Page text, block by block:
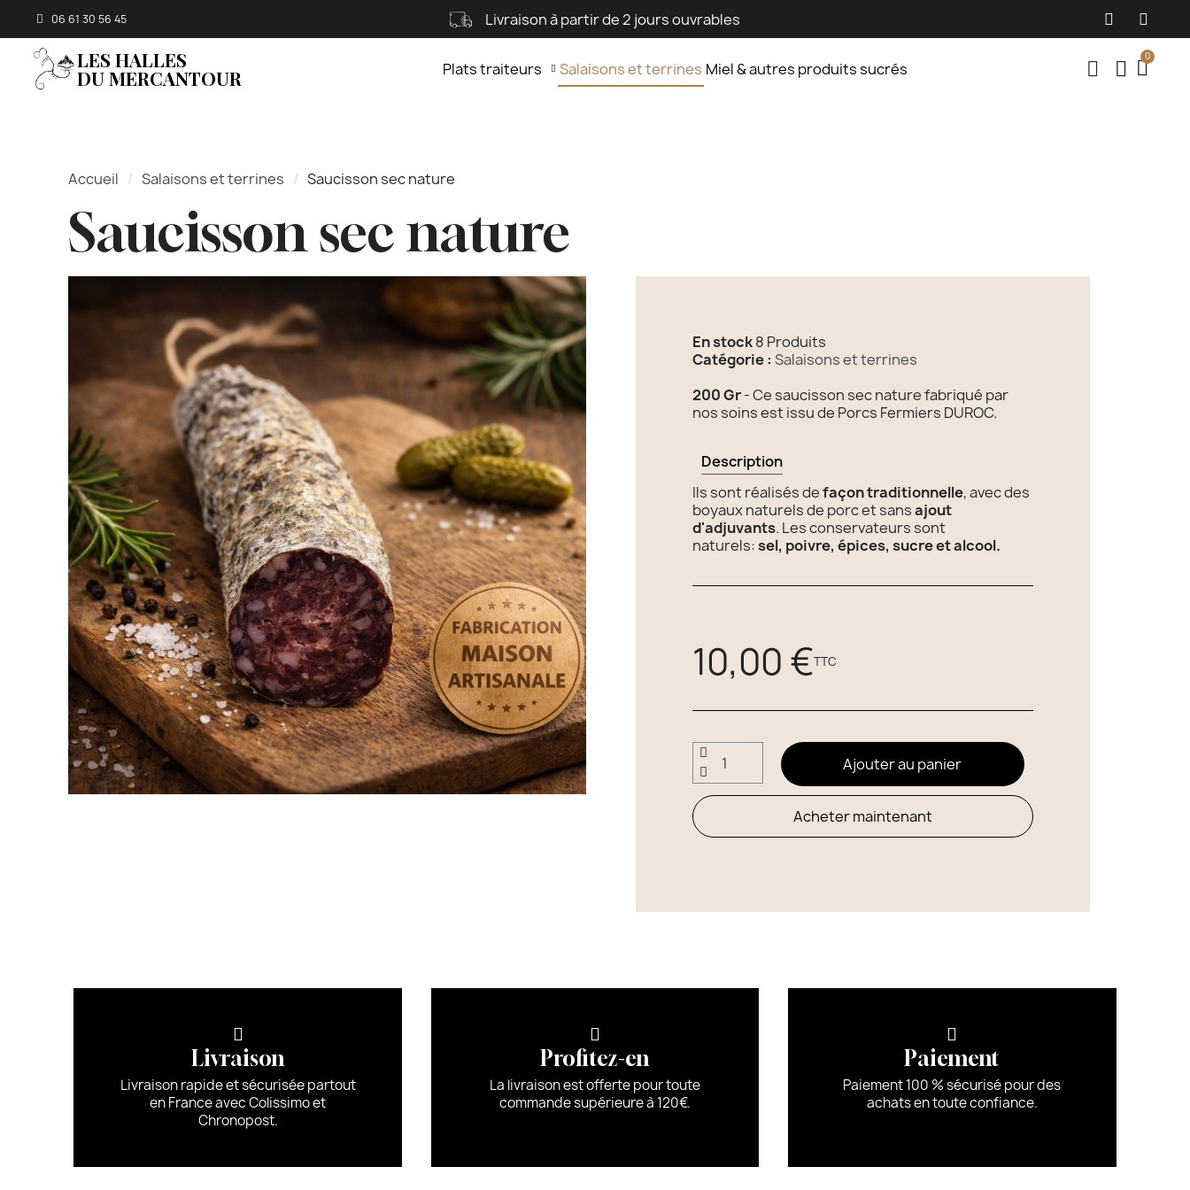
06 61 30 56 45
ouvrables Payement sécurisé Livraison
LES HALLES
DU MERCANTOUR Plats traiteurs Salaisons et terrines Miel & autres produits sucrés
Accueil Salaisons et terrines Saucisson sec nature
Saucisson sec nature
En stock8 Produits
Catégorie : Salaisons et terrines
200 Gr- Ce saucisson sec nature fabriqué par
nos soins est issu de Porcs Fermiers DUROC.
Description
Ils sont réalisés defaçon traditionnelle, avec des
boyaux naturels de porc et sansajout
d'adjuvants. Les conservateurs sont
naturels:sel, poivre, épices, sucre et alcool.
10,00 €TTC
Ajouter au panier
Acheter maintenant
Livraison
Livraison rapide et sécurisée partout
en France avec Colissimo et
Chronopost.
Profitez-en
La livraison est offerte pour toute
commande supérieure à 120€.
Paiement
Paiement 100 % sécurisé pour des
achats en toute confiance.